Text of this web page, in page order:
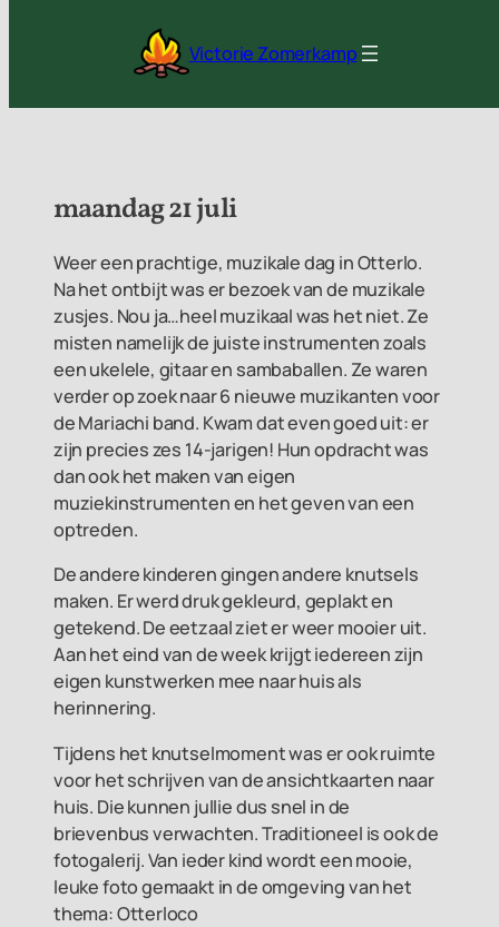
Victorie Zomerkamp
maandag 21 juli
Weer een prachtige, muzikale dag in Otterlo.
Na het ontbijt was er bezoek van de muzikale
zusjes. Nou ja…heel muzikaal was het niet. Ze
misten namelijk de juiste instrumenten zoals
een ukelele, gitaar en sambaballen. Ze waren
verder op zoek naar 6 nieuwe muzikanten voor
de Mariachi band. Kwam dat even goed uit: er
zijn precies zes 14-jarigen! Hun opdracht was
dan ook het maken van eigen
muziekinstrumenten en het geven van een
optreden.
De andere kinderen gingen andere knutsels
maken. Er werd druk gekleurd, geplakt en
getekend. De eetzaal ziet er weer mooier uit.
Aan het eind van de week krijgt iedereen zijn
eigen kunstwerken mee naar huis als
herinnering.
Tijdens het knutselmoment was er ook ruimte
voor het schrijven van de ansichtkaarten naar
huis. Die kunnen jullie dus snel in de
brievenbus verwachten. Traditioneel is ook de
fotogalerij. Van ieder kind wordt een mooie,
leuke foto gemaakt in de omgeving van het
thema: Otterloco